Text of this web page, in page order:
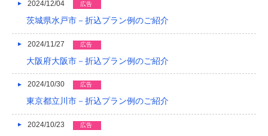
2013/01
2012/12
2012/11
2012/10
2012/09
2024/12/04 広告
茨城県水戸市－折込プラン例のご紹介
2024/11/27 広告
大阪府大阪市－折込プラン例のご紹介
2024/10/30 広告
東京都立川市－折込プラン例のご紹介
2024/10/23 広告